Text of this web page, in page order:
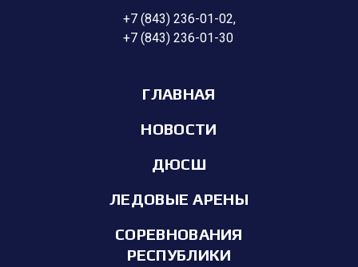
+7 (843) 236-01-02,
+7 (843) 236-01-30
ГЛАВНАЯ
НОВОСТИ
ДЮСШ
ЛЕДОВЫЕ АРЕНЫ
СОРЕВНОВАНИЯ
РЕСПУБЛИКИ